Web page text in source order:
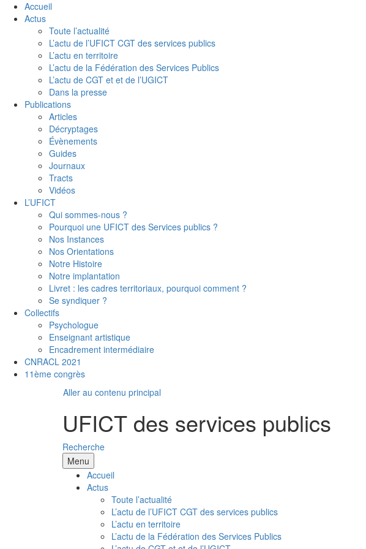
Accueil
Actus
Toute l’actualité
L’actu de l’UFICT CGT des services publics
L’actu en territoire
L’actu de la Fédération des Services Publics
L’actu de CGT et et de l’UGICT
Dans la presse
Publications
Articles
Décryptages
Évènements
Guides
Journaux
Tracts
Vidéos
L’UFICT
Qui sommes-nous ?
Pourquoi une UFICT des Services publics ?
Nos Instances
Nos Orientations
Notre Histoire
Notre implantation
Livret : les cadres territoriaux, pourquoi comment ?
Se syndiquer ?
Collectifs
Psychologue
Enseignant artistique
Encadrement intermédiaire
CNRACL 2021
11ème congrès
Aller au contenu principal
UFICT des services publics
Recherche
Menu
Accueil
Actus
Toute l’actualité
L’actu de l’UFICT CGT des services publics
L’actu en territoire
L’actu de la Fédération des Services Publics